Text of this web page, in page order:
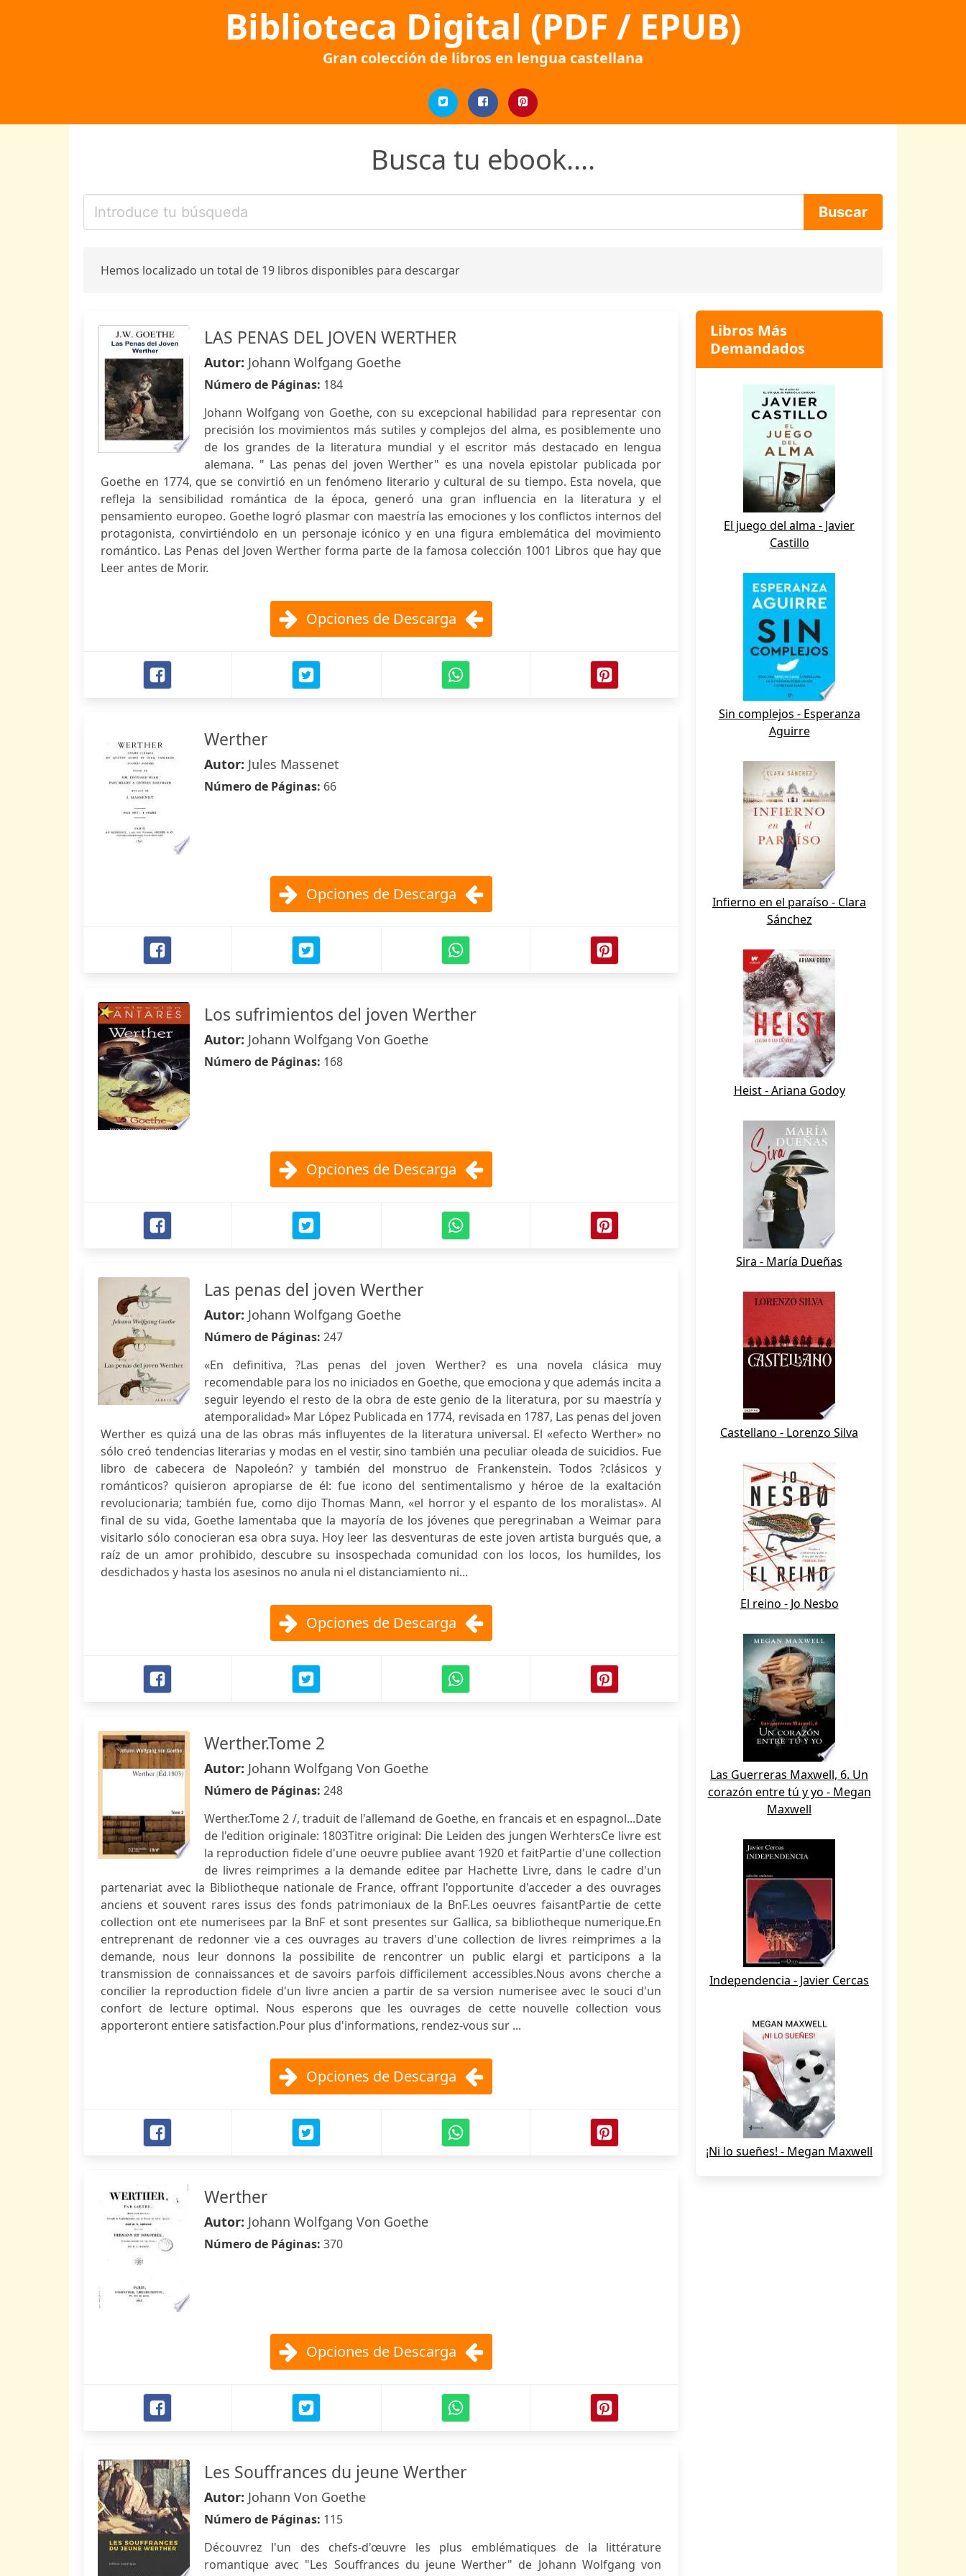
Biblioteca Digital (PDF / EPUB)
Gran colección de libros en lengua castellana
Busca tu ebook....
Hemos localizado un total de 19 libros disponibles para descargar
LAS PENAS DEL JOVEN WERTHER
Autor: Johann Wolfgang Goethe
Número de Páginas: 184
Johann Wolfgang von Goethe, con su excepcional habilidad para representar con
precisión los movimientos más sutiles y complejos del alma, es posiblemente uno
de los grandes de la literatura mundial y el escritor más destacado en lengua
alemana. " Las penas del joven Werther" es una novela epistolar publicada por
Goethe en 1774, que se convirtió en un fenómeno literario y cultural de su tiempo. Esta novela, que
refleja la sensibilidad romántica de la época, generó una gran influencia en la literatura y el
pensamiento europeo. Goethe logró plasmar con maestría las emociones y los conflictos internos del
protagonista, convirtiéndolo en un personaje icónico y en una figura emblemática del movimiento
romántico. Las Penas del Joven Werther forma parte de la famosa colección 1001 Libros que hay que
Leer antes de Morir.
Opciones de Descarga
Werther
Autor: Jules Massenet
Número de Páginas: 66
Opciones de Descarga
Los sufrimientos del joven Werther
Autor: Johann Wolfgang Von Goethe
Número de Páginas: 168
Opciones de Descarga
Las penas del joven Werther
Autor: Johann Wolfgang Goethe
Número de Páginas: 247
«En definitiva, ?Las penas del joven Werther? es una novela clásica muy
recomendable para los no iniciados en Goethe, que emociona y que además incita a
seguir leyendo el resto de la obra de este genio de la literatura, por su maestría y
atemporalidad» Mar López Publicada en 1774, revisada en 1787, Las penas del joven
Werther es quizá una de las obras más influyentes de la literatura universal. El «efecto Werther» no
sólo creó tendencias literarias y modas en el vestir, sino también una peculiar oleada de suicidios. Fue
libro de cabecera de Napoleón? y también del monstruo de Frankenstein. Todos ?clásicos y
románticos? quisieron apropiarse de él: fue icono del sentimentalismo y héroe de la exaltación
revolucionaria; también fue, como dijo Thomas Mann, «el horror y el espanto de los moralistas». Al
final de su vida, Goethe lamentaba que la mayoría de los jóvenes que peregrinaban a Weimar para
visitarlo sólo conocieran esa obra suya. Hoy leer las desventuras de este joven artista burgués que, a
raíz de un amor prohibido, descubre su insospechada comunidad con los locos, los humildes, los
desdichados y hasta los asesinos no anula ni el distanciamiento ni...
Opciones de Descarga
Werther.Tome 2
Autor: Johann Wolfgang Von Goethe
Número de Páginas: 248
Werther.Tome 2 /, traduit de l'allemand de Goethe, en francais et en espagnol...Date
de l'edition originale: 1803Titre original: Die Leiden des jungen WerhtersCe livre est
la reproduction fidele d'une oeuvre publiee avant 1920 et faitPartie d'une collection
de livres reimprimes a la demande editee par Hachette Livre, dans le cadre d'un
partenariat avec la Bibliotheque nationale de France, offrant l'opportunite d'acceder a des ouvrages
anciens et souvent rares issus des fonds patrimoniaux de la BnF.Les oeuvres faisantPartie de cette
collection ont ete numerisees par la BnF et sont presentes sur Gallica, sa bibliotheque numerique.En
entreprenant de redonner vie a ces ouvrages au travers d'une collection de livres reimprimes a la
demande, nous leur donnons la possibilite de rencontrer un public elargi et participons a la
transmission de connaissances et de savoirs parfois difficilement accessibles.Nous avons cherche a
concilier la reproduction fidele d'un livre ancien a partir de sa version numerisee avec le souci d'un
confort de lecture optimal. Nous esperons que les ouvrages de cette nouvelle collection vous
apporteront entiere satisfaction.Pour plus d'informations, rendez-vous sur ...
Opciones de Descarga
Werther
Autor: Johann Wolfgang Von Goethe
Número de Páginas: 370
Opciones de Descarga
Les Souffrances du jeune Werther
Autor: Johann Von Goethe
Número de Páginas: 115
Découvrez l'un des chefs-d'œuvre les plus emblématiques de la littérature
romantique avec "Les Souffrances du jeune Werther" de Johann Wolfgang von
Libros Más
Demandados
El juego del alma - Javier
Castillo
Sin complejos - Esperanza
Aguirre
Infierno en el paraíso - Clara
Sánchez
Heist - Ariana Godoy
Sira - María Dueñas
Castellano - Lorenzo Silva
El reino - Jo Nesbo
Las Guerreras Maxwell, 6. Un
corazón entre tú y yo - Megan
Maxwell
Independencia - Javier Cercas
¡Ni lo sueñes! - Megan Maxwell